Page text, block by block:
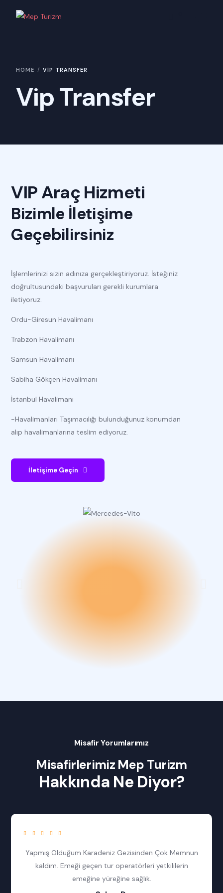
HOME VIP TRANSFER
Vip Transfer
VIP Araç Hizmeti
Bizimle İletişime
Geçebilirsiniz
İşlemlerinizi sizin adınıza gerçekleştiriyoruz. İsteğiniz
doğrultusundaki başvuruları gerekli kurumlara
iletiyoruz.
Ordu-Giresun Havalimanı
Trabzon Havalimanı
Samsun Havalimanı
Sabiha Gökçen Havalimanı
İstanbul Havalimanı
-Havalimanları Taşımacılığı bulunduğunuz konumdan
alıp havalimanlarına teslim ediyoruz.
İletişime Geçin
Misafir Yorumlarımız
Misafirlerimiz Mep Turizm
Hakkında Ne Diyor?
Yapmış Olduğum Karadeniz Gezisinden Çok Memnun
kaldım. Emeği geçen tur operatörleri yetkililerin
emeğine yüreğine sağlık.
Online Başvuru